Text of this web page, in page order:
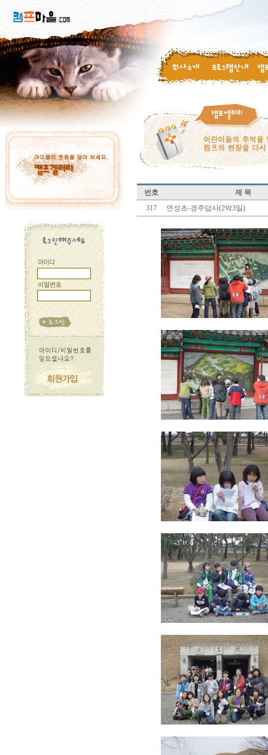
번호
제 목
317
연성초-경주답사(2박3일)